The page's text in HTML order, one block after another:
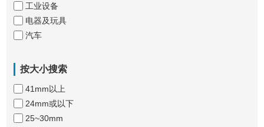
工业设备
电器及玩具
汽车
按大小搜索
41mm以上
24mm或以下
25~30mm